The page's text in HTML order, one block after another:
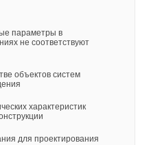
параметры в
не соответствуют
объектов систем
характеристик
для проектирования
повышению качества
снижению рисков
обеспечивает всех
информации,
решений.
первым
в магазине
а «БИМСофт» — первой
приложение